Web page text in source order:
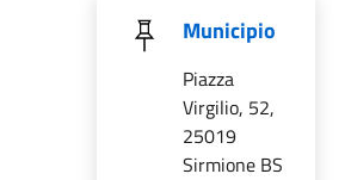
Municipio
Piazza
Virgilio, 52,
25019
Sirmione BS